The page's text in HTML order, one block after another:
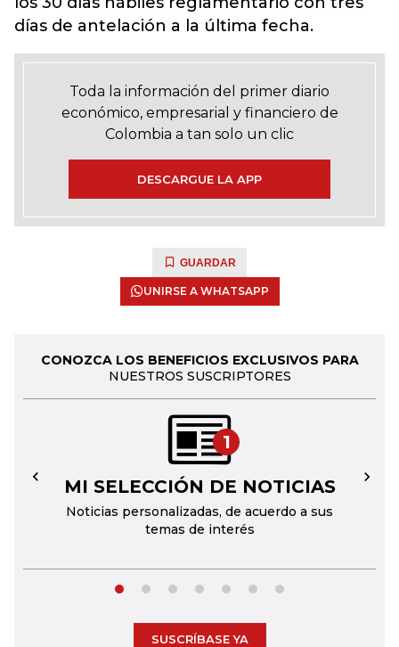
días de antelación a la última fecha.
Toda la información del primer diario
económico, empresarial y financiero de
Colombia a tan solo un clic
DESCARGUE LA APP
GUARDAR
UNIRSE A WHATSAPP
CONOZCA LOS BENEFICIOS EXCLUSIVOS PARA
NUESTROS SUSCRIPTORES
1
MI SELECCIÓN DE NOTICIAS
Noticias personalizadas, de acuerdo a sus
temas de interés
← →
SUSCRÍBASE YA